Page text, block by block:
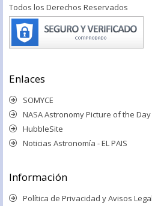
Todos los Derechos Reservados
Enlaces
SOMYCE
NASA Astronomy Picture of the Day
HubbleSite
Noticias Astronomía - EL PAIS
Información
Política de Privacidad y Avisos